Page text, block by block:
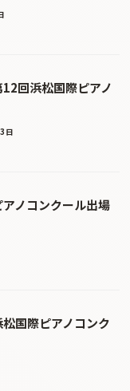
回浜松国際ピアノ
日
ノコンクール出場
松国際ピアノコンク